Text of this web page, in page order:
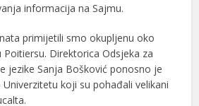
informacija na Sajmu.
primijetili smo okupljenu oko
Direktorica Odsjeka za
jezike Sanja Bošković ponosno je
koji su pohađali velikani